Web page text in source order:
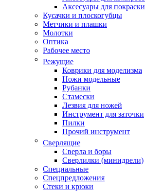
Аксесуары для покраски
Кусачки и плоскогубцы
Метчики и плашки
Молотки
Оптика
Рабочее место
Режущие
Коврики для моделизма
Ножи модельные
Рубанки
Стамески
Лезвия для ножей
Инструмент для заточки
Пилки
Прочий инструмент
Сверлящие
Сверла и боры
Сверлилки (минидрели)
Специальные
Спецпредложения
Стеки и крюки